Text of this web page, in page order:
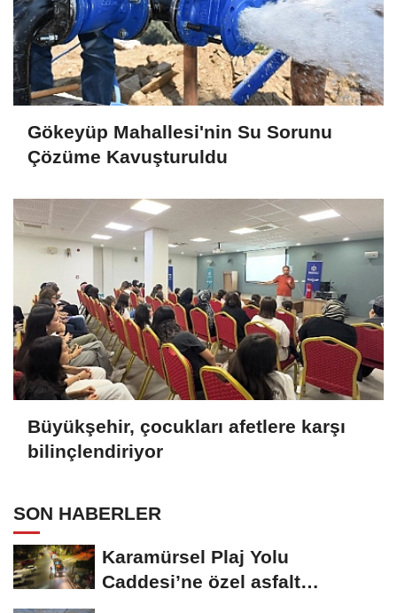
Gökeyüp Mahallesi'nin Su Sorunu
Çözüme Kavuşturuldu
Büyükşehir, çocukları afetlere karşı
bilinçlendiriyor
SON HABERLER
Karamürsel Plaj Yolu
Caddesi’ne özel asfalt